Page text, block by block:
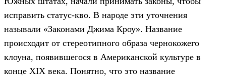
исправить статус-кво. В народе эти уточнения
называли «Законами Джима Кроу». Название
происходит от стереотипного образа чернокожего
клоуна, появившегося в Американской культуре в
конце XIX века. Понятно, что это название